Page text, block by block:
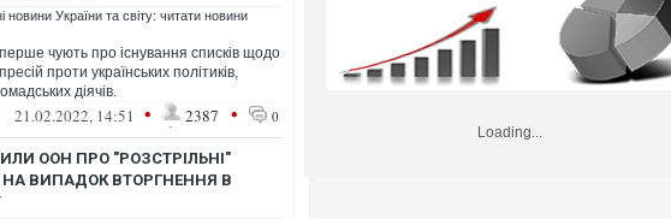
новини України та світу: читати новини
чують про існування списків щодо
проти українських політиків,
діячів.
21.02.2022, 14:51 • 2387 • 0
ООН ПРО "РОЗСТРІЛЬНІ"
НА ВИПАДОК ВТОРГНЕННЯ В
Loading...